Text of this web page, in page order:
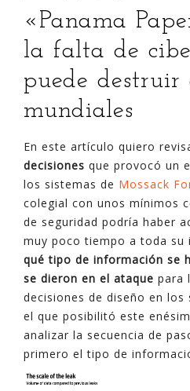
«Panama
la falta de
puede destruir
mundiales
En este artículo quiero
decisiones que provocó un
los sistemas de Mossack
colegial con unos mínimos
de seguridad podría haber
muy poco tiempo a toda su
qué tipo de información se
se dieron en el ataque para
decisiones de diseño en
el que posibilitó este
analizar la secuencia de
primero el tipo de